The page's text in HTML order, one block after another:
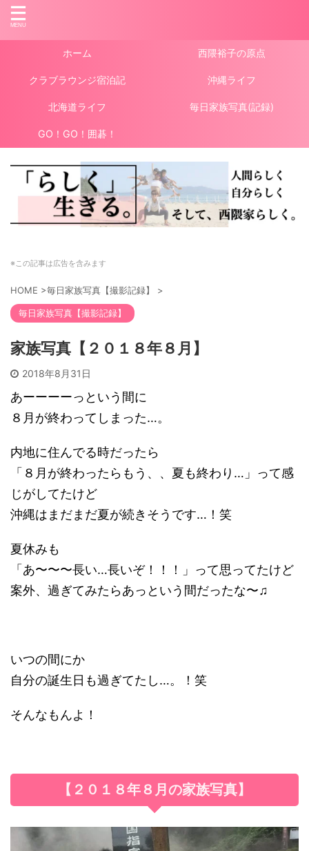
ホーム 西隈裕子の原点
クラブラウンジ宿泊記 沖縄ライフ
北海道ライフ 毎日家族写真(記録)
GO！GO！囲碁！
※この記事は広告を含みます
HOME >毎日家族写真【撮影記録】 >
毎日家族写真【撮影記録】
家族写真【２０１８年８月】
2018年8月31日
あーーーーっという間に
８月が終わってしまった…。
内地に住んでる時だったら
「８月が終わったらもう、、夏も終わり…」って感
じがしてたけど
沖縄はまだまだ夏が続きそうです…！笑
夏休みも
「あ〜〜〜長い…長いぞ！！！」って思ってたけど
案外、過ぎてみたらあっという間だったな〜♫
いつの間にか
自分の誕生日も過ぎてたし…。！笑
そんなもんよ！
【２０１８年８月の家族写真】